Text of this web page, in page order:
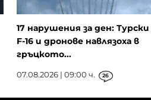
17 нарушения за ден: Турски
F-16 и дронове навлязоха в
гръцкото...
07.08.2026 | 09:00 ч. 26